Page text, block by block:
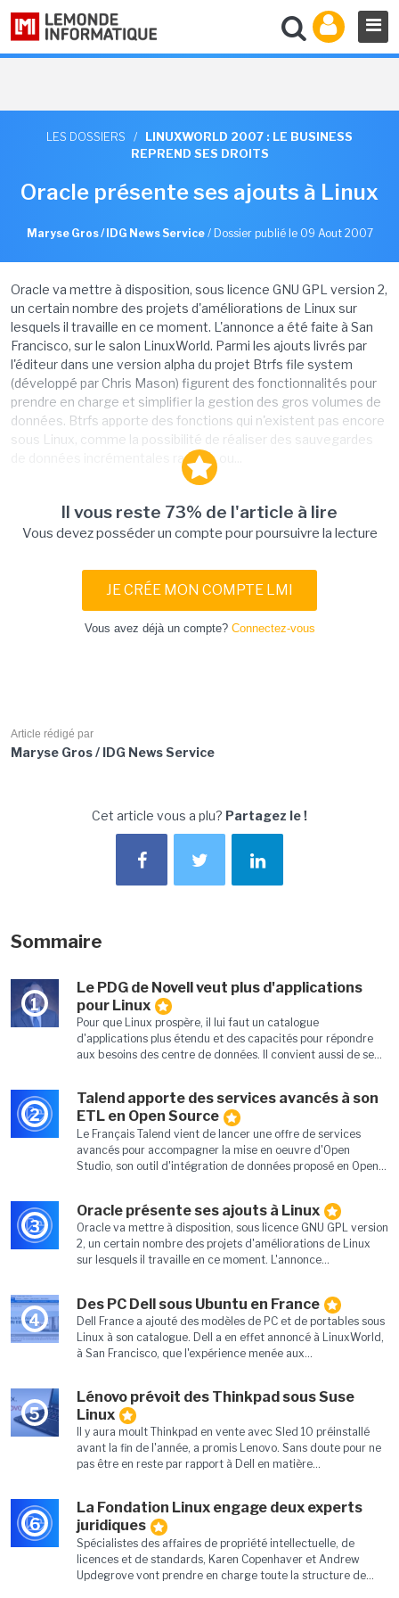
LES DOSSIERS /
LINUXWORLD 2007 : LE BUSINESS
REPREND SES DROITS
Oracle présente ses ajouts à Linux
Maryse Gros / IDG News Service/ Dossier publié le 09 Aout 2007
Oracle va mettre à disposition, sous licence GNU GPL version 2,
un certain nombre des projets d'améliorations de Linux sur
lesquels il travaille en ce moment. L'annonce a été faite à San
Francisco, sur le salon LinuxWorld. Parmi les ajouts livrés par
l'éditeur dans une version alpha du projet Btrfs file system
(développé par Chris Mason) figurent des fonctionnalités pour
prendre en charge et simplifier la gestion des gros volumes de
données. Btrfs apporte des fonctions qui n'existent pas encore
sous Linux, comme la possibilité de réaliser des sauvegardes
de données incrémentales rapides ou...
Il vous reste 73% de l'article à lire
Vous devez posséder un compte pour poursuivre la lecture
JE CRÉE MON COMPTE LMI
Vous avez déjà un compte? Connectez-vous
Article rédigé par
Maryse Gros / IDG News Service
Cet article vous a plu? Partagez le !
Sommaire
1
Le PDG de Novell veut plus d'applications
pour Linux
Pour que Linux prospère, il lui faut un catalogue
d'applications plus étendu et des capacités pour répondre
aux besoins des centre de données. Il convient aussi de se...
2
Talend apporte des services avancés à son
ETL en Open Source
Le Français Talend vient de lancer une offre de services
avancés pour accompagner la mise en oeuvre d'Open
Studio, son outil d'intégration de données proposé en Open...
3
Oracle présente ses ajouts à Linux
Oracle va mettre à disposition, sous licence GNU GPL version
2, un certain nombre des projets d'améliorations de Linux
sur lesquels il travaille en ce moment. L'annonce...
4
Des PC Dell sous Ubuntu en France
Dell France a ajouté des modèles de PC et de portables sous
Linux à son catalogue. Dell a en effet annoncé à LinuxWorld,
à San Francisco, que l'expérience menée aux...
5
Lénovo prévoit des Thinkpad sous Suse
Linux
Il y aura moult Thinkpad en vente avec Sled 10 préinstallé
avant la fin de l'année, a promis Lenovo. Sans doute pour ne
pas être en reste par rapport à Dell en matière...
6
La Fondation Linux engage deux experts
juridiques
Spécialistes des affaires de propriété intellectuelle, de
licences et de standards, Karen Copenhaver et Andrew
Updegrove vont prendre en charge toute la structure de...